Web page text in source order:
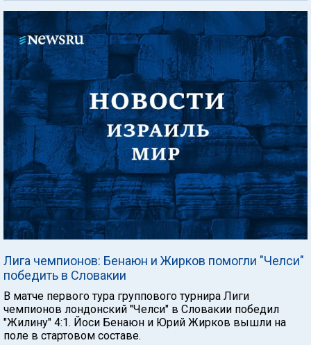
Лига чемпионов: Бенаюн и Жирков помогли "Челси"
победить в Словакии
В матче первого тура группового турнира Лиги
чемпионов лондонский "Челси" в Словакии победил
"Жилину" 4:1. Йоси Бенаюн и Юрий Жирков вышли на
поле в стартовом составе.